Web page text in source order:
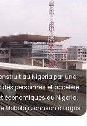
au Nigeria par une
personnes et accélère
économiques du Nigeria.
Mobolaji Johnson à Lagos.